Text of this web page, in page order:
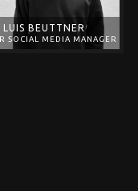
LUIS BEUTTNER
SOCIAL MEDIA MANAGER